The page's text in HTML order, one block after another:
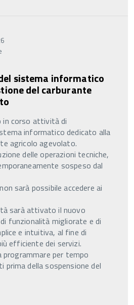
sistema informatico
del carburante
in corso attività di
informatico dedicato alla
agricolo agevolato.
delle operazioni tecniche,
sospeso dal
sarà possibile accedere ai
sarà attivato il nuovo
funzionalità migliorate e di
e intuitiva, al fine di
efficiente dei servizi.
per tempo
prima della sospensione del